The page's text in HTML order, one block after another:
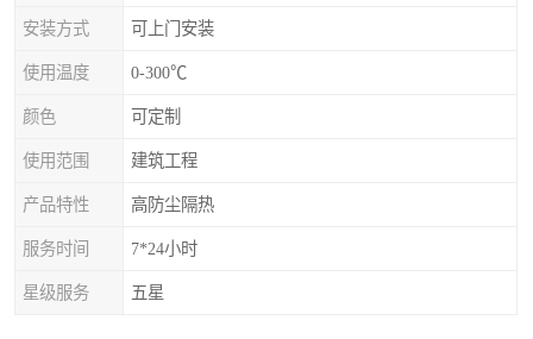
安装方式 可上门安装
使用温度 0-300℃
颜色 可定制
使用范围 建筑工程
产品特性 高防尘隔热
服务时间 7*24小时
星级服务 五星